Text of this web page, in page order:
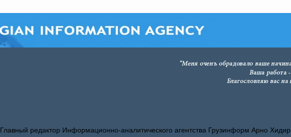
Главный редактор Информационно-аналитического агентства Грузинформ Арно